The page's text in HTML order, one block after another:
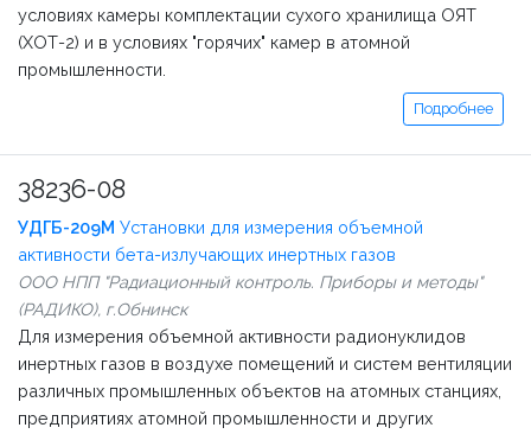
условиях камеры комплектации сухого хранилища ОЯТ
(ХОТ-2) и в условиях "горячих" камер в атомной
промышленности.
Подробнее
38236-08
УДГБ-209М Установки для измерения объемной
активности бета-излучающих инертных газов
ООО НПП "Радиационный контроль. Приборы и методы"
(РАДИКО), г.Обнинск
Для измерения объемной активности радионуклидов
инертных газов в воздухе помещений и систем вентиляции
различных промышленных объектов на атомных станциях,
предприятиях атомной промышленности и других